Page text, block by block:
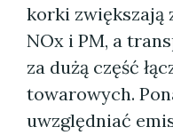
korki zwiększają
NOx i PM, a
za dużą część
towarowych.
uwzględniać